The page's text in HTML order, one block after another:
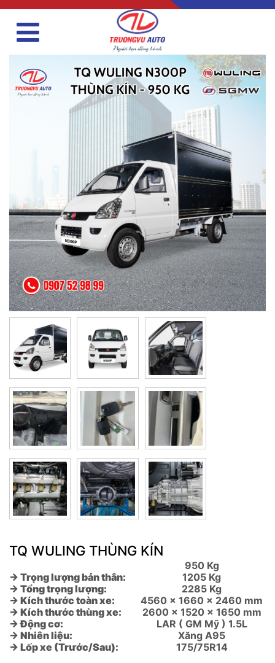
TQ WULING THÙNG KÍN
950 Kg
→ Trọng lượng bản thân:
1205 Kg
→ Tổng trọng lượng:
2285 Kg
→ Kích thước toàn xe:
4560 x 1660 x 2460 mm
→ Kích thước thùng xe:
2600 x 1520 x 1650 mm
→ Động cơ:
LAR ( GM Mỹ ) 1.5L
→ Nhiên liệu:
Xăng A95
→ Lốp xe (Trước/Sau):
175/75R14